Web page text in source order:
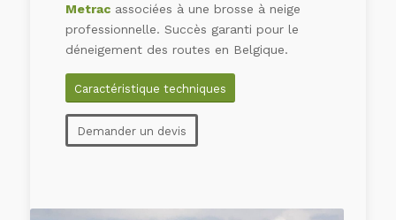
Metracassociées à une brosse à neige
professionnelle. Succès garanti pour le
déneigement des routes en Belgique.
Caractéristique techniques
Demander un devis